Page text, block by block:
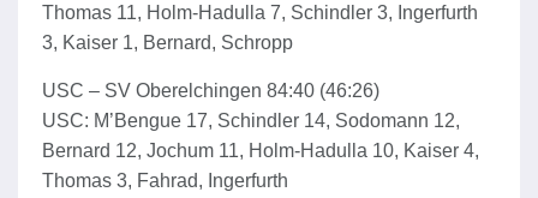
Thomas 11, Holm-Hadulla 7, Schindler 3, Ingerfurth
3, Kaiser 1, Bernard, Schropp
USC – SV Oberelchingen 84:40 (46:26)
USC: M’Bengue 17, Schindler 14, Sodomann 12,
Bernard 12, Jochum 11, Holm-Hadulla 10, Kaiser 4,
Thomas 3, Fahrad, Ingerfurth